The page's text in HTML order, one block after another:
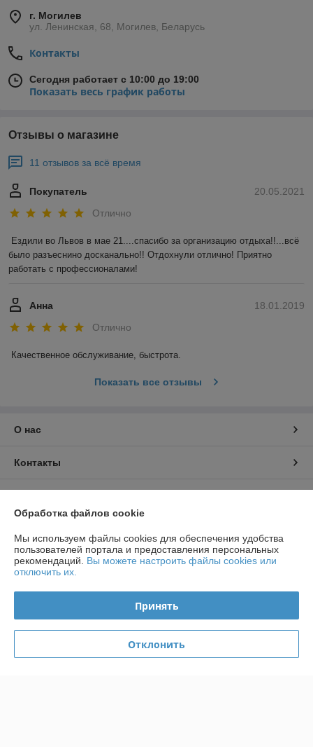
г. Могилев
ул. Ленинская, 68, Могилев, Беларусь
Контакты
Сегодня работает с 10:00 до 19:00
Показать весь график работы
Отзывы о магазине
11 отзывов за всё время
20.05.2021
Покупатель
Отлично
Ездили во Львов в мае 21....спасибо за организацию отдыха!!...всё
было разъеснино досканально!! Отдохнули отлично! Приятно
работать с профессионалами!
18.01.2019
Анна
Отлично
Качественное обслуживание, быстрота.
Показать все отзывы
О нас
Контакты
Полная версия сайта
Политика обработки cookies
Сайт создан на платформе Deal.by
Обработка файлов cookie
Мы используем файлы cookies для обеспечения удобства
пользователей портала и предоставления персональных
рекомендаций. Вы можете настроить файлы cookies или
отключить их.
Принять
Отклонить